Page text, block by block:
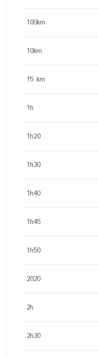
100km
10km
15 km
1h
1h20
1h30
1h40
1h45
1h50
2020
2h
2h30